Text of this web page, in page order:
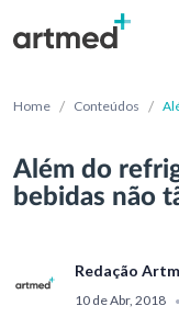
Home / Conteúdos /
Além do
bebidas não
Redação
10 de Abr, 2018 •